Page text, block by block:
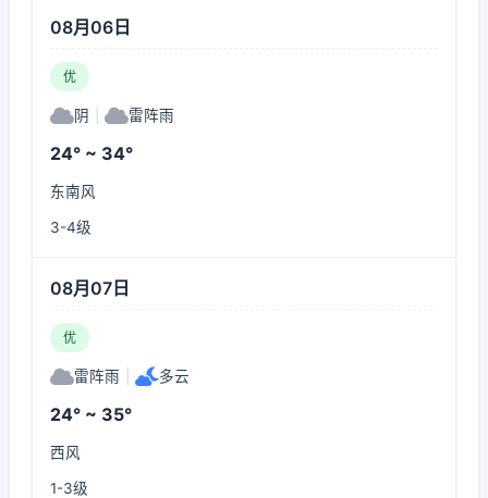
08月06日
优
阴 雷阵雨
24° ~ 34°
东南风
3-4级
08月07日
优
雷阵雨 多云
24° ~ 35°
西风
1-3级